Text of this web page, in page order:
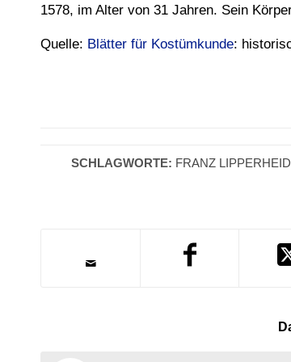
1578, im Alter von 31 Jahren. Sein
Quelle: Blätter für Kostümkunde:
SCHLAGWORTE: FRANZ